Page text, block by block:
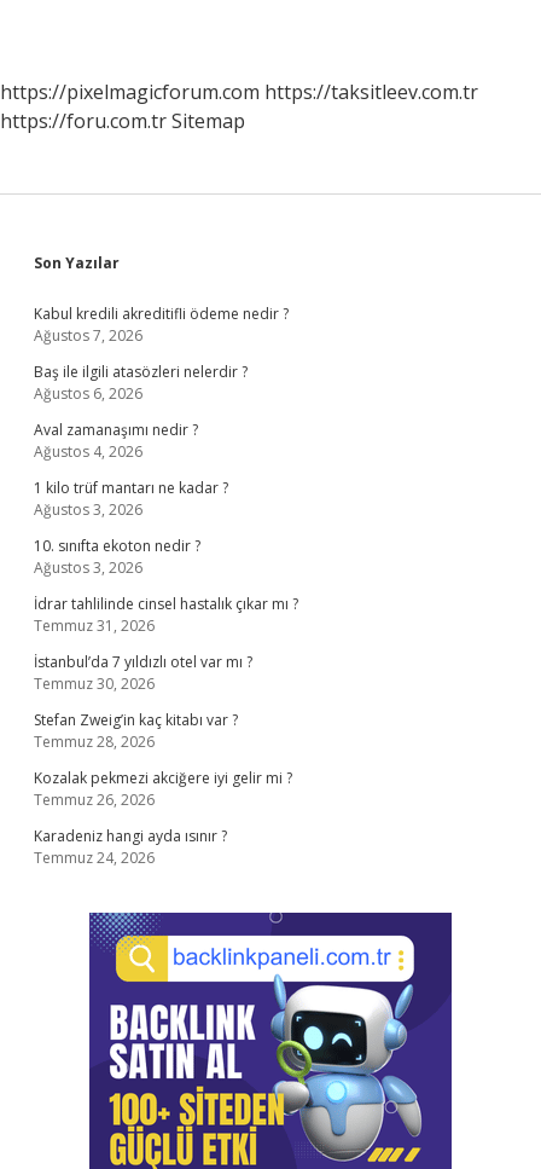
https://pixelmagicforum.com https://taksitleev.com.tr
https://foru.com.trSitemap
Sidebar
Son Yazılar
Kabul kredili akreditifli ödeme nedir ?
Ağustos 7, 2026
Baş ile ilgili atasözleri nelerdir ?
Ağustos 6, 2026
Aval zamanaşımı nedir ?
Ağustos 4, 2026
1 kilo trüf mantarı ne kadar ?
Ağustos 3, 2026
10. sınıfta ekoton nedir ?
Ağustos 3, 2026
İdrar tahlilinde cinsel hastalık çıkar mı ?
Temmuz 31, 2026
İstanbul’da 7 yıldızlı otel var mı ?
Temmuz 30, 2026
Stefan Zweig’in kaç kitabı var ?
Temmuz 28, 2026
Kozalak pekmezi akciğere iyi gelir mi ?
Temmuz 26, 2026
Karadeniz hangi ayda ısınır ?
Temmuz 24, 2026